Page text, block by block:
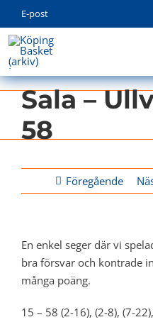
to
content
E-post
KLUBBEN
Sala –
58
Föregående
En enkel seger där vi
bra försvar och kontrade in
många poäng.
15 – 58 (2-16), (2-8), (7-